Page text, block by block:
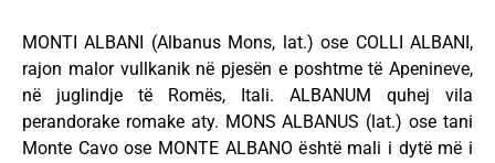
MONTI ALBANI (Albanus Mons, lat.) ose COLLI ALBANI,
rajon malor vullkanik në pjesën e poshtme të Apenineve,
në juglindje të Romës, Itali. ALBANUM quhej vila
perandorake romake aty. MONS ALBANUS (lat.) ose tani
Monte Cavo ose MONTE ALBANO është mali i dytë më i